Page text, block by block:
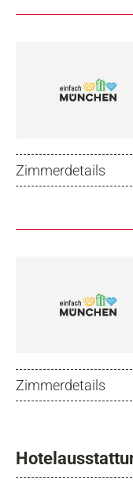
Zimmerdetails
Zimmerdetails